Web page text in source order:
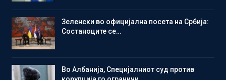
Зеленски во официјална посета на Србија:
Состаноците се…
Во Албанија, Специјалниот суд против